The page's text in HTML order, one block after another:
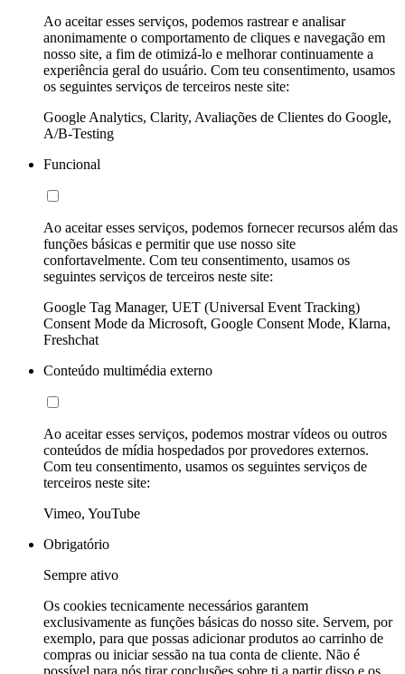
Ao aceitar esses serviços, podemos rastrear e analisar
anonimamente o comportamento de cliques e navegação em
nosso site, a fim de otimizá-lo e melhorar continuamente a
experiência geral do usuário. Com teu consentimento, usamos
os seguintes serviços de terceiros neste site:
Google Analytics, Clarity, Avaliações de Clientes do Google,
A/B-Testing
Funcional
Ao aceitar esses serviços, podemos fornecer recursos além das
funções básicas e permitir que use nosso site
confortavelmente. Com teu consentimento, usamos os
seguintes serviços de terceiros neste site:
Google Tag Manager, UET (Universal Event Tracking)
Consent Mode da Microsoft, Google Consent Mode, Klarna,
Freshchat
Conteúdo multimédia externo
Ao aceitar esses serviços, podemos mostrar vídeos ou outros
conteúdos de mídia hospedados por provedores externos.
Com teu consentimento, usamos os seguintes serviços de
terceiros neste site:
Vimeo, YouTube
Obrigatório
Sempre ativo
Os cookies tecnicamente necessários garantem
exclusivamente as funções básicas do nosso site. Servem, por
exemplo, para que possas adicionar produtos ao carrinho de
compras ou iniciar sessão na tua conta de cliente. Não é